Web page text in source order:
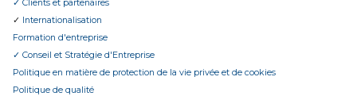
✓ Clients et partenaires
✓ Internationalisation
Formation d'entreprise
✓ Conseil et Stratégie d'Entreprise
Politique en matière de protection de la vie privée et de cookies
Politique de qualité